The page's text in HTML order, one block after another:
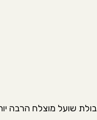
שועל מוצלח הרבה